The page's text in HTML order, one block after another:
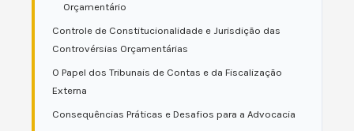
Orçamentário
Controle de Constitucionalidade e Jurisdição das
Controvérsias Orçamentárias
O Papel dos Tribunais de Contas e da Fiscalização
Externa
Consequências Práticas e Desafios para a Advocacia